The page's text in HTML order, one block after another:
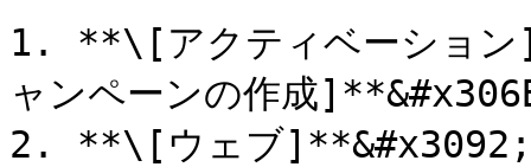
1. **\[アクティベーショ
ャンペーンの作成
2. **\[ウェブ]**&#x3092;